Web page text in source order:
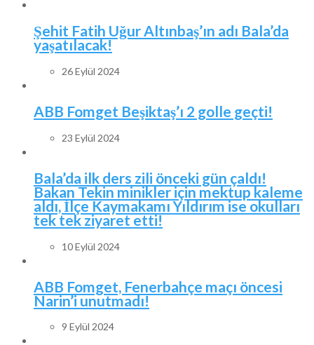
Şehit Fatih Uğur Altınbaş’ın adı Bala’da
yaşatılacak!
26 Eylül 2024
ABB Fomget Beşiktaş’ı 2 golle geçti!
23 Eylül 2024
Bala’da ilk ders zili önceki gün çaldı!
Bakan Tekin minikler için mektup kaleme
aldı, İlçe Kaymakamı Yıldırım ise okulları
tek tek ziyaret etti!
10 Eylül 2024
ABB Fomget, Fenerbahçe maçı öncesi
Narin’i unutmadı!
9 Eylül 2024